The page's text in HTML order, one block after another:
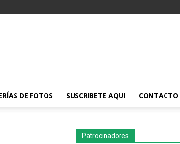
DE FOTOS SUSCRIBETE AQUI CONTACTO
Patrocinadores